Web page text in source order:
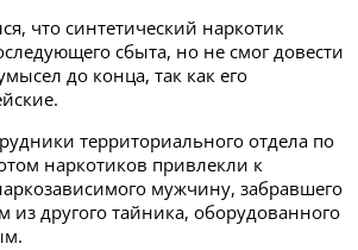
что синтетический наркотик
сбыта, но не смог довести
до конца, так как его
территориального отдела по
наркотиков привлекли к
мужчину, забравшего
из другого тайника, оборудованного